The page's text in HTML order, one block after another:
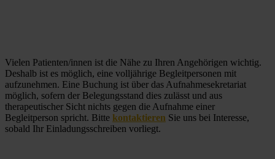
Vielen Patienten/innen ist die Nähe zu Ihren Angehörigen wichtig.
Deshalb ist es möglich, eine volljährige Begleitpersonen mit
aufzunehmen. Eine Buchung ist über das Aufnahmesekretariat
möglich, sofern der Belegungsstand dies zulässt und aus
therapeutischer Sicht nichts gegen die Aufnahme einer
Begleitperson spricht. Bitte kontaktieren Sie uns bei Interesse,
sobald Ihr Einladungsschreiben vorliegt.